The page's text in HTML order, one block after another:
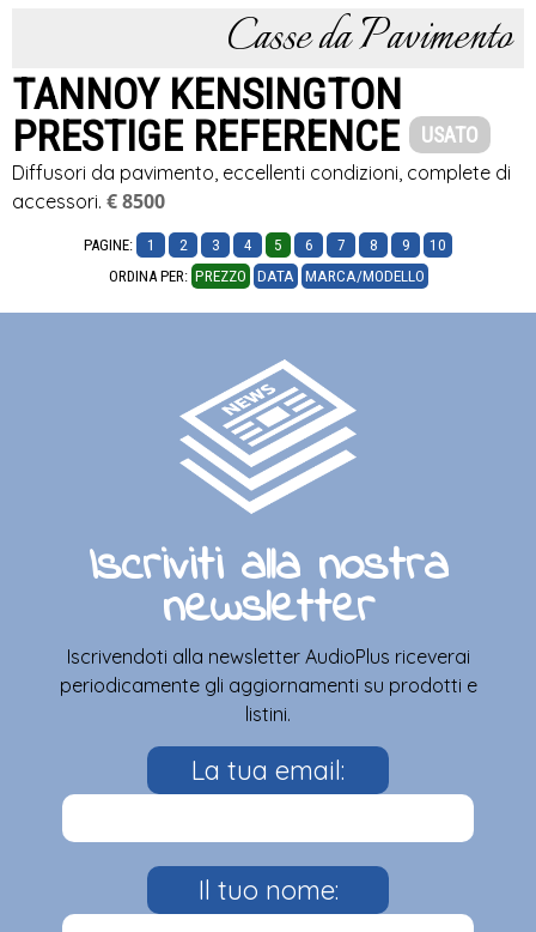
Casse da Pavimento
TANNOY KENSINGTON
PRESTIGE REFERENCE
USATO
Diffusori da pavimento, eccellenti condizioni, complete di
accessori. € 8500
PAGINE: 1 2 3 4 5 6 7 8 9
10
ORDINA PER: PREZZO DATA MARCA/MODELLO
Iscriviti alla nostra
newsletter
Iscrivendoti alla newsletter AudioPlus riceverai
periodicamente gli aggiornamenti su prodotti e
listini.
La tua email:
Il tuo nome: